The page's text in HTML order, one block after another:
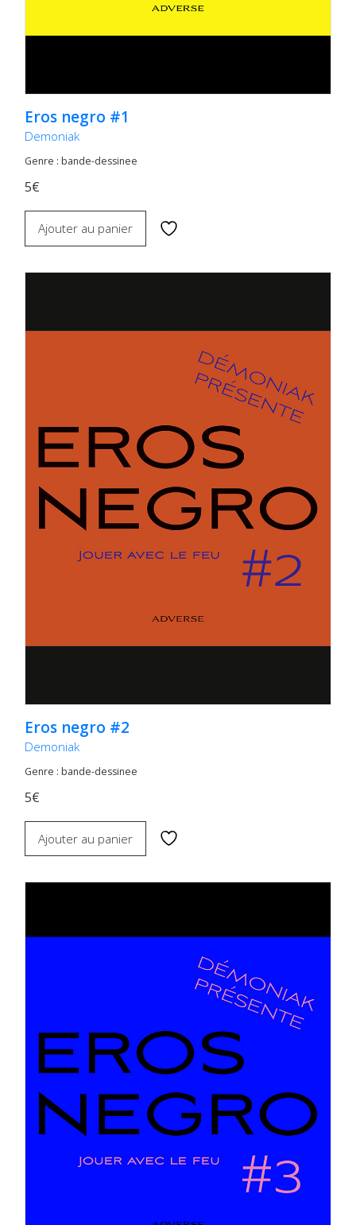
Eros negro #1
Demoniak
Genre : bande-dessinee
5€
Ajouter au panier
Eros negro #2
Demoniak
Genre : bande-dessinee
5€
Ajouter au panier